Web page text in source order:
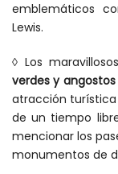
emblemáticos
Lewis.
◊ Los
verdes y
atracción
de un tiempo
mencionar los
monumentos de